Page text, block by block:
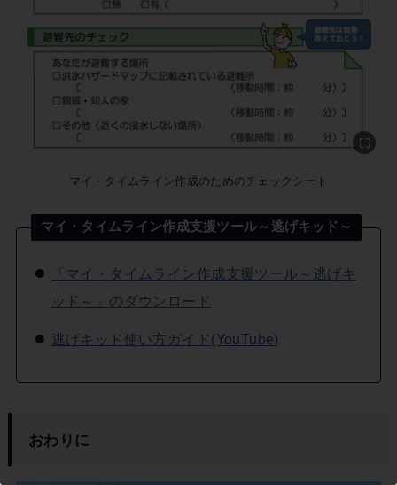
マイ・タイムライン作成のためのチェックシート
マイ・タイムライン作成支援ツール～逃げキッド～
「マイ・タイムライン作成支援ツール～逃げキ
ッド～」のダウンロード
逃げキッド使い方ガイド(YouTube)
おわりに
この記事を書いた市民ライター
戸井健吾